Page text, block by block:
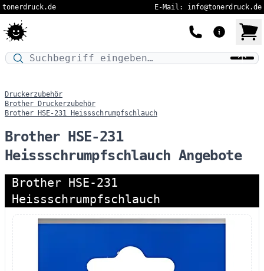
tonerdruck.de E-Mail: info@tonerdruck.de
Druckermodell oder Produktnamen eingeben…
Druckerzubehör
Brother Druckerzubehör
Brother HSE-231 Heissschrumpfschlauch
Brother HSE-231
Heissschrumpfschlauch Angebote
Brother HSE-231
Heissschrumpfschlauch